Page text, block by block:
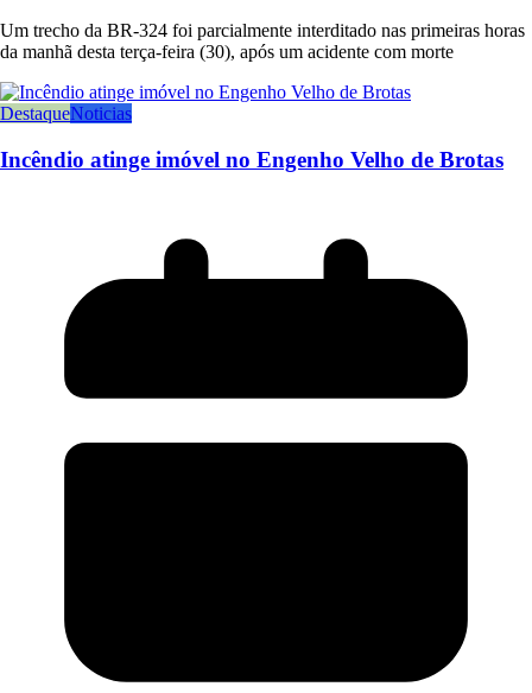
Um trecho da BR-324 foi parcialmente interditado nas primeiras horas
da manhã desta terça-feira (30), após um acidente com morte
DestaqueNoticias
Incêndio atinge imóvel no Engenho Velho de Brotas